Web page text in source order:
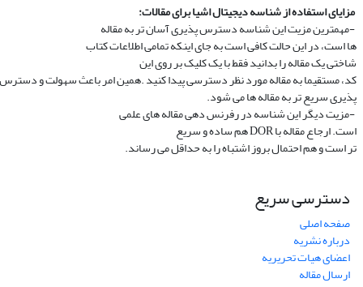
مزایای استفاده ازشناسهدیجیتالاشیابرایمقالات:
-مهمترین مزیت این شناسه دسترس پذیری آسان تر به مقاله
ها است، در این حالت کافی است به جای اینکه تمامی اطلاعات کتاب
شاختی یک مقاله را بدانید فقط با یک کلیک بر روی این
کد، مستقیما به مقاله مورد نظر دسترسی پیدا کنید.همین امر باعث سهولت و دسترس
پذیری سریع تر به مقاله ها می شود.
-مزیت دیگر این شناسه در رفرنس دهی مقاله های علمی
است.ارجاع مقاله باDORهم ساده و سریع
تر است و هم احتمال بروز اشتباه را به حداقل می رساند.
دسترسی سریع
صفحه اصلی
درباره نشریه
اعضای هیات تحریریه
ارسال مقاله